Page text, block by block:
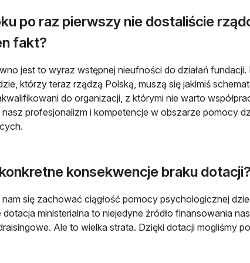
po raz pierwszy nie dostaliście
fakt?
jest to wyraz wstępnej nieufności do działań
którzy teraz rządzą Polską, muszą się jakimiś
do organizacji, z którymi nie warto
nasz profesjonalizm i kompetencje w obszarze pomocy
konsekwencje braku dotacji?
nam się zachować ciągłość pomocy psychologicznej
ministerialna to niejedyne źródło finansowania
Ale to wielka strata. Dzięki dotacji mogliśmy